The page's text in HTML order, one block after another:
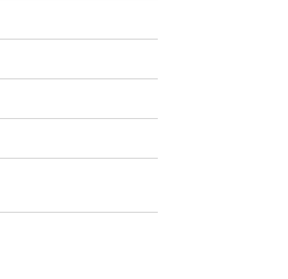
していますが外見
のため到着までに
場合はできるだ
ある 規格外等